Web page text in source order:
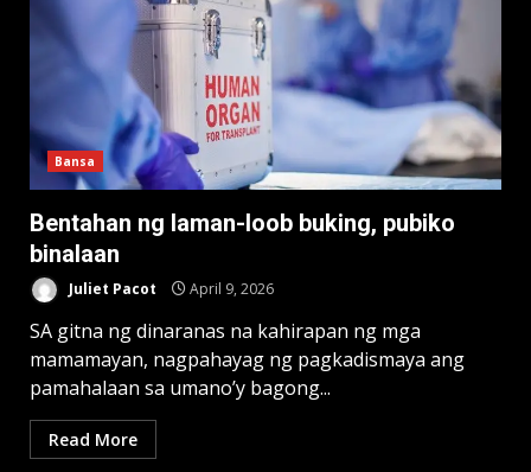
Bansa
Bentahan ng laman-loob buking, pubiko
binalaan
Juliet Pacot April 9, 2026
SA gitna ng dinaranas na kahirapan ng mga
mamamayan, nagpahayag ng pagkadismaya ang
pamahalaan sa umano’y bagong...
Read More